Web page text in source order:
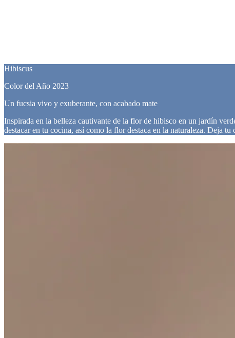
Hibiscus
Color del Año 2023
Un fucsia vivo y exuberante, con acabado mate
Inspirada en la belleza cautivante de la flor de hibisco en un jardín
destacar en tu cocina, así como la flor destaca en la naturaleza. Deja